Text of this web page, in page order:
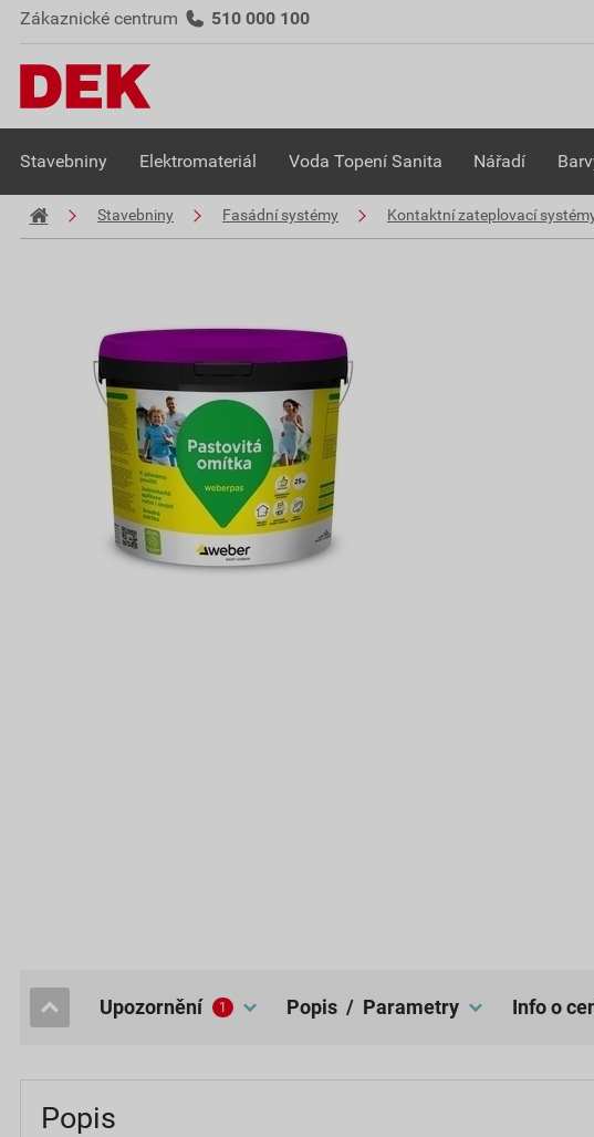
Zákaznické centrum 510 000 100
Stavebniny Elektromateriál Voda Topení Sanita Nářadí
Stavebniny Fasádní systémy Kontaktní zateplovací
popis / Parametry
upozornění 1 Info o
Popis